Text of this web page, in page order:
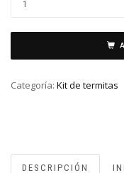
Categoría: Kit de termitas
DESCRIPCIÓN